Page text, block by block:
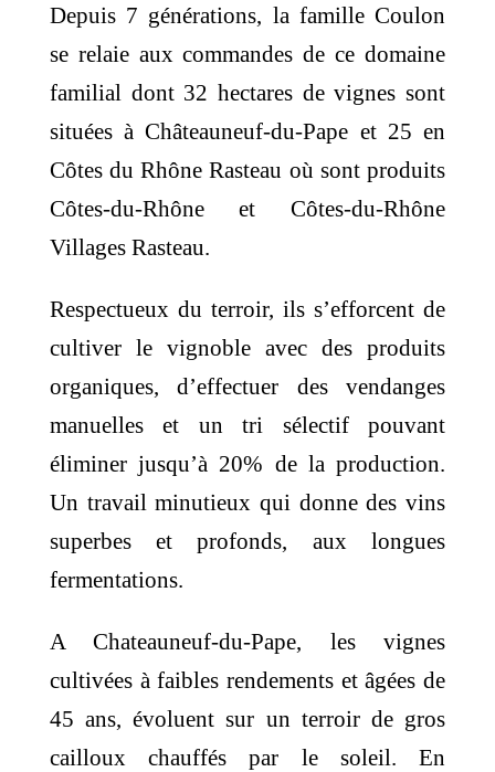
Depuis 7 générations, la famille Coulon
se relaie aux commandes de ce domaine
familial dont 32 hectares de vignes sont
situées à Châteauneuf-du-Pape et 25 en
Côtes du Rhône Rasteau où sont produits
Côtes-du-Rhône et Côtes-du-Rhône
Villages Rasteau.
Respectueux du terroir, ils s’efforcent de
cultiver le vignoble avec des produits
organiques, d’effectuer des vendanges
manuelles et un tri sélectif pouvant
éliminer jusqu’à 20% de la production.
Un travail minutieux qui donne des vins
superbes et profonds, aux longues
fermentations.
A Chateauneuf-du-Pape, les vignes
cultivées à faibles rendements et âgées de
45 ans, évoluent sur un terroir de gros
cailloux chauffés par le soleil. En